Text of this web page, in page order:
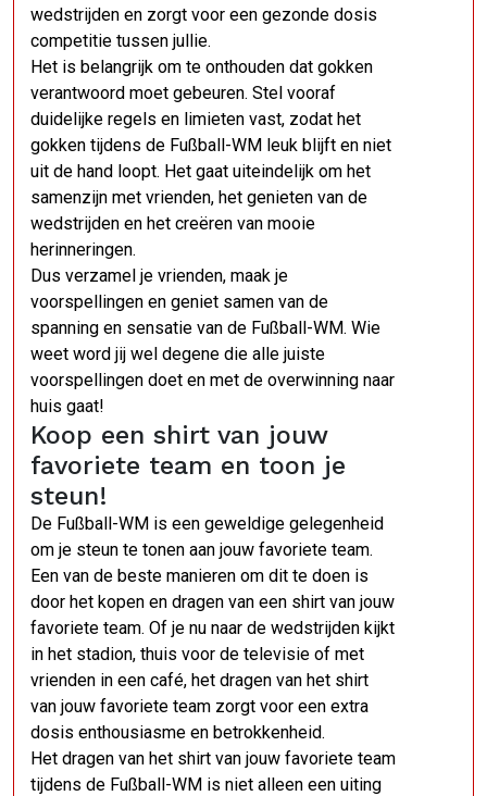
wedstrijden en zorgt voor een gezonde dosis
competitie tussen jullie.
Het is belangrijk om te onthouden dat gokken
verantwoord moet gebeuren. Stel vooraf
duidelijke regels en limieten vast, zodat het
gokken tijdens de Fußball-WM leuk blijft en niet
uit de hand loopt. Het gaat uiteindelijk om het
samenzijn met vrienden, het genieten van de
wedstrijden en het creëren van mooie
herinneringen.
Dus verzamel je vrienden, maak je
voorspellingen en geniet samen van de
spanning en sensatie van de Fußball-WM. Wie
weet word jij wel degene die alle juiste
voorspellingen doet en met de overwinning naar
huis gaat!
Koop een shirt van jouw
favoriete team en toon je
steun!
De Fußball-WM is een geweldige gelegenheid
om je steun te tonen aan jouw favoriete team.
Een van de beste manieren om dit te doen is
door het kopen en dragen van een shirt van jouw
favoriete team. Of je nu naar de wedstrijden kijkt
in het stadion, thuis voor de televisie of met
vrienden in een café, het dragen van het shirt
van jouw favoriete team zorgt voor een extra
dosis enthousiasme en betrokkenheid.
Het dragen van het shirt van jouw favoriete team
tijdens de Fußball-WM is niet alleen een uiting